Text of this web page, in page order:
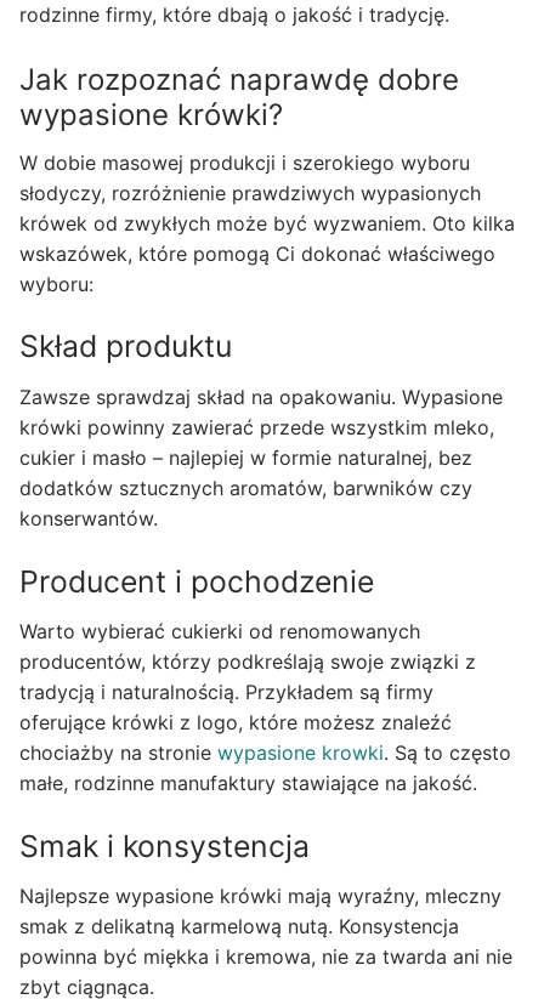
rodzinne firmy, które dbają o jakość i tradycję.
Jak rozpoznać naprawdę dobre
wypasione krówki?
W dobie masowej produkcji i szerokiego wyboru
słodyczy, rozróżnienie prawdziwych wypasionych
krówek od zwykłych może być wyzwaniem. Oto kilka
wskazówek, które pomogą Ci dokonać właściwego
wyboru:
Skład produktu
Zawsze sprawdzaj skład na opakowaniu. Wypasione
krówki powinny zawierać przede wszystkim mleko,
cukier i masło – najlepiej w formie naturalnej, bez
dodatków sztucznych aromatów, barwników czy
konserwantów.
Producent i pochodzenie
Warto wybierać cukierki od renomowanych
producentów, którzy podkreślają swoje związki z
tradycją i naturalnością. Przykładem są firmy
oferujące krówki z logo, które możesz znaleźć
chociażby na stronie wypasione krowki. Są to często
małe, rodzinne manufaktury stawiające na jakość.
Smak i konsystencja
Najlepsze wypasione krówki mają wyraźny, mleczny
smak z delikatną karmelową nutą. Konsystencja
powinna być miękka i kremowa, nie za twarda ani nie
zbyt ciągnąca.